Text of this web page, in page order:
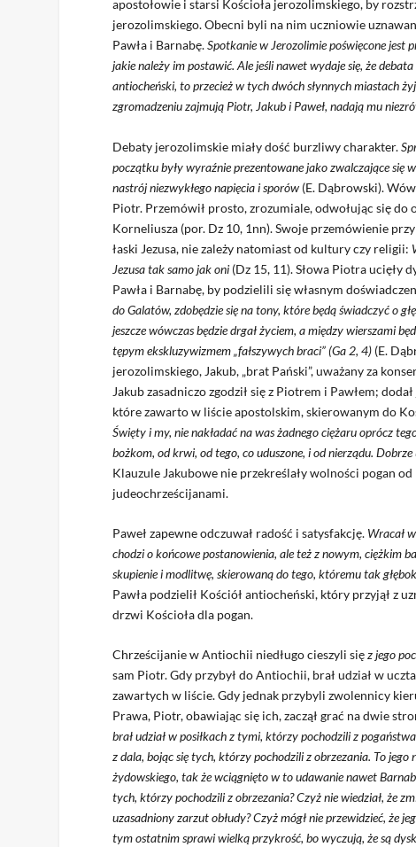
apostołowie i starsi Kościoła jerozolimskiego, by
jerozolimskiego. Obecni byli na nim uczniowie
Pawła i Barnabę.Spotkanie w Jerozolimie poświęcone jest
jakie należy im postawić. Ale jeśli nawet wydaje się, że
antiocheński, to przecież w tych dwóch słynnych miastach
zgromadzeniu zajmują Piotr, Jakub i Paweł, nadają mu
Debaty jerozolimskie miały dość burzliwy charakter.
początku były wyraźnie prezentowane jako zwalczające się
nastrój niezwykłego napięcia i sporów (E. Dąbrowski).
Piotr. Przemówił prosto, zrozumiale, odwołując się
Korneliusza (por. Dz 10, 1nn). Swoje przemówienie
łaski Jezusa, nie zależy natomiast od kultury czy religii:
Jezusa tak samo jak oni (Dz 15, 11). Słowa Piotra ucięły
Pawła i Barnabę, by podzielili się własnym
do Galatów, zdobędzie się na tony, które będą świadczyć o
jeszcze wówczas będzie drgał życiem, a między wierszami
tępym ekskluzywizmem „fałszywych braci” (Ga 2, 4) (E.
jerozolimskiego, Jakub, „brat Pański”, uważany za
Jakub zasadniczo zgodził się z Piotrem i Pawłem;
które zawarto w liście apostolskim, skierowanym do
Święty i my, nie nakładać na was żadnego ciężaru oprócz
bożkom, od krwi, od tego, co uduszone, i od nierządu.
Klauzule Jakubowe nie przekreślały wolności pogan
judeochrześcijanami.
Paweł zapewne odczuwał radość i satysfakcję. Wracał
chodzi o końcowe postanowienia, ale też z nowym, ciężkim
skupienie i modlitwę, skierowaną do tego, któremu tak
Pawła podzielił Kościół antiocheński, który przyjął z
drzwi Kościoła dla pogan.
Chrześcijanie w Antiochii niedługo cieszyli sięz jego
sam Piotr. Gdy przybył do Antiochii, brał udział w
zawartych w liście. Gdy jednak przybyli zwolennicy
Prawa, Piotr, obawiając się ich, zaczął grać na dwie
brał udział w posiłkach z tymi, którzy pochodzili z
z dala, bojąc się tych, którzy pochodzili z obrzezania. To jego
żydowskiego, tak że wciągnięto w to udawanie nawet
tych, którzy pochodzili z obrzezania? Czyż nie wiedział, że
uzasadniony zarzut obłudy? Czyż mógł nie przewidzieć, że
tym ostatnim sprawi wielką przykrość, bo wyczują, że są